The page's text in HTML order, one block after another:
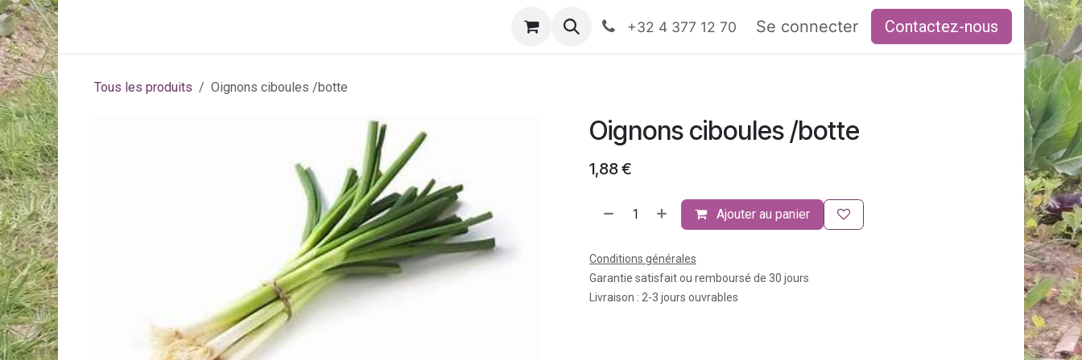
Se rendre au contenu
Rendez-vous Événements HORAIRES
+32 4 377 12 70 Se connecter Contactez-nous
Tous les produits Oignons ciboules /botte
Oignons ciboules /botte
1,88€
Ajouter au panier
Conditions générales
Garantie satisfait ou remboursé de 30 jours
Livraison : 2-3 jours ouvrables